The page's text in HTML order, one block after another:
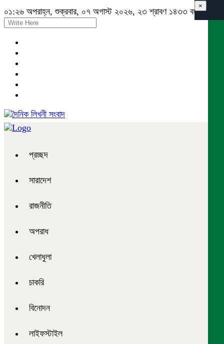
০১:২৬ অপরাহ্ন, শুক্রবার, ০৭ অগাস্ট ২০২৬, ২৩ শ্রাবণ ১৪৩৩ বঙ্গাব্দ
প্রচ্ছদ
সারাদেশ
রাজনীতি
অপরাধ
খেলাধুলা
চাকরি
বিনোদন
লাইফস্টাইল
×